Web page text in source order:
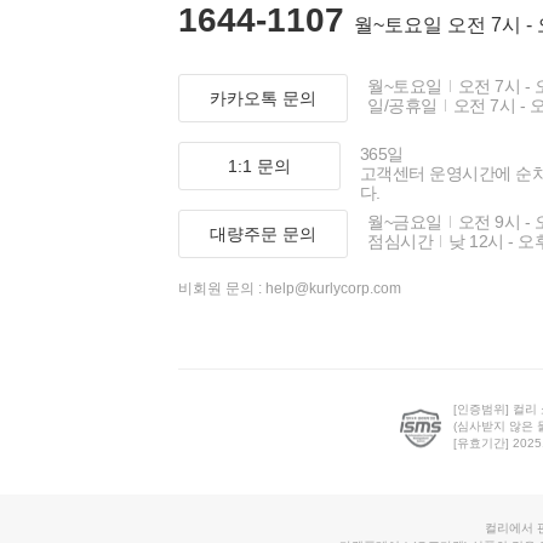
1644-1107 월~토요일 오전 7시 -
카카오톡 문의
월~토요일
오전 7시 -
일/공휴일
오전 7시 -
1:1 문의
365일
고객센터 운영시간에 순
다.
대량주문 문의
월~금요일
오전 9시 -
점심시간
낮 12시 - 오
비회원 문의 : help@kurlycorp.com
[인증범위] 컬리
(심사받지 않은
[유효기간]
컬리에서